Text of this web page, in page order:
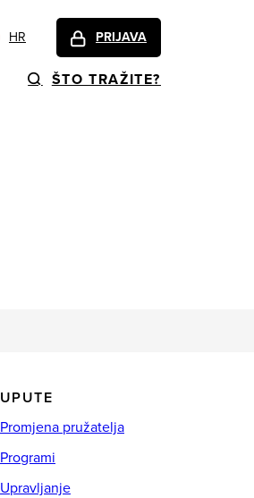
HR PRIJAVA
ŠTO TRAŽITE?
UPUTE
Promjena pružatelja
Programi
Upravljanje